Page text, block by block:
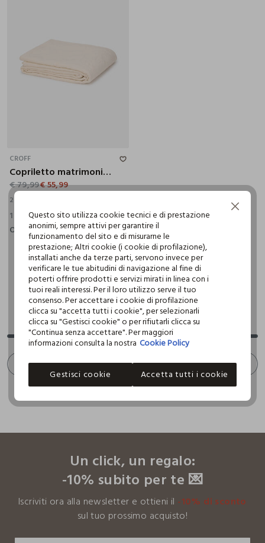
CROFF
Copriletto matrimoniale in cotone con ricami in rilievo
€ 79,99€ 55,99
2 PIAZZE
1 Colori
Out of stock
Stai visualizzando 1 di 1 prodotti
SCROLL INFINITO 🙄 ? NO GRAZIE. FILTRA!
Un click, un regalo:
-10% subito per te 💌
Iscriviti ora alla newsletter e ottieni il -10% di sconto
sul tuo prossimo acquisto!
Questo sito utilizza cookie tecnici e di prestazione
anonimi, sempre attivi per garantire il
funzionamento del sito e di misurarne le
prestazione; Altri cookie (i cookie di profilazione),
installati anche da terze parti, servono invece per
verificare le tue abitudini di navigazione al fine di
poterti offrire prodotti e servizi mirati in linea con i
tuoi reali interessi. Per il loro utilizzo serve il tuo
consenso. Per accettare i cookie di profilazione
clicca su "accetta tutti i cookie", per selezionarli
clicca su "Gestisci cookie" o per rifiutarli clicca su
"Continua senza accettare". Per maggiori
informazioni consulta la nostra Cookie Policy
Gestisci cookie Accetta tutti i cookie
Continua senza accettare